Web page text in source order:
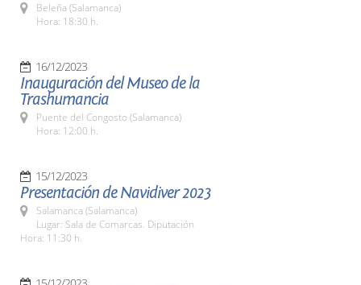
Beleña (Salamanca)
Hora: 18:30 h.
16/12/2023
Inauguración del Museo de la
Trashumancia
Puente del Congosto (Salamanca)
Hora: 12:00 h.
15/12/2023
Presentación de Navidiver 2023
Salamanca (Salamanca)
Lugar: Sala de Comarcas. Diputación
Hora: 11:30 h.